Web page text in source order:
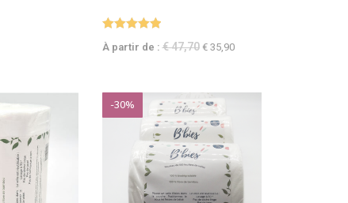
sur 5
À partir de :€47,70 €35,90
-30%